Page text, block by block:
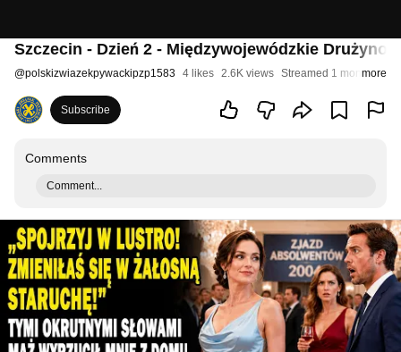
Szczecin - Dzień 2 - Międzywojewódzkie
@polskizwiazekpywackipzp1583 4 likes 2.6K views Streamed 1 month ago
more
Subscribe
Comments
Comment...